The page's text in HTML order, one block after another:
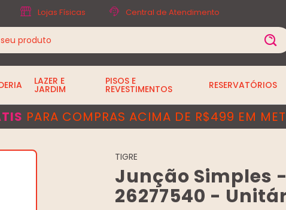
Lojas Físicas Central de Atendimento
LAZER E
JARDIM
PISOS E
REVESTIMENTOS RESERVATÓRIOS
PARA COMPRAS ACIMA DE R$499 EM
TIGRE
Junção Simples
26277540 -